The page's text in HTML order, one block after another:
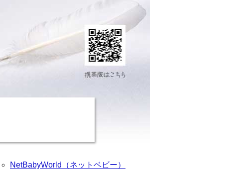
NetBabyWorld（ネットベビー）